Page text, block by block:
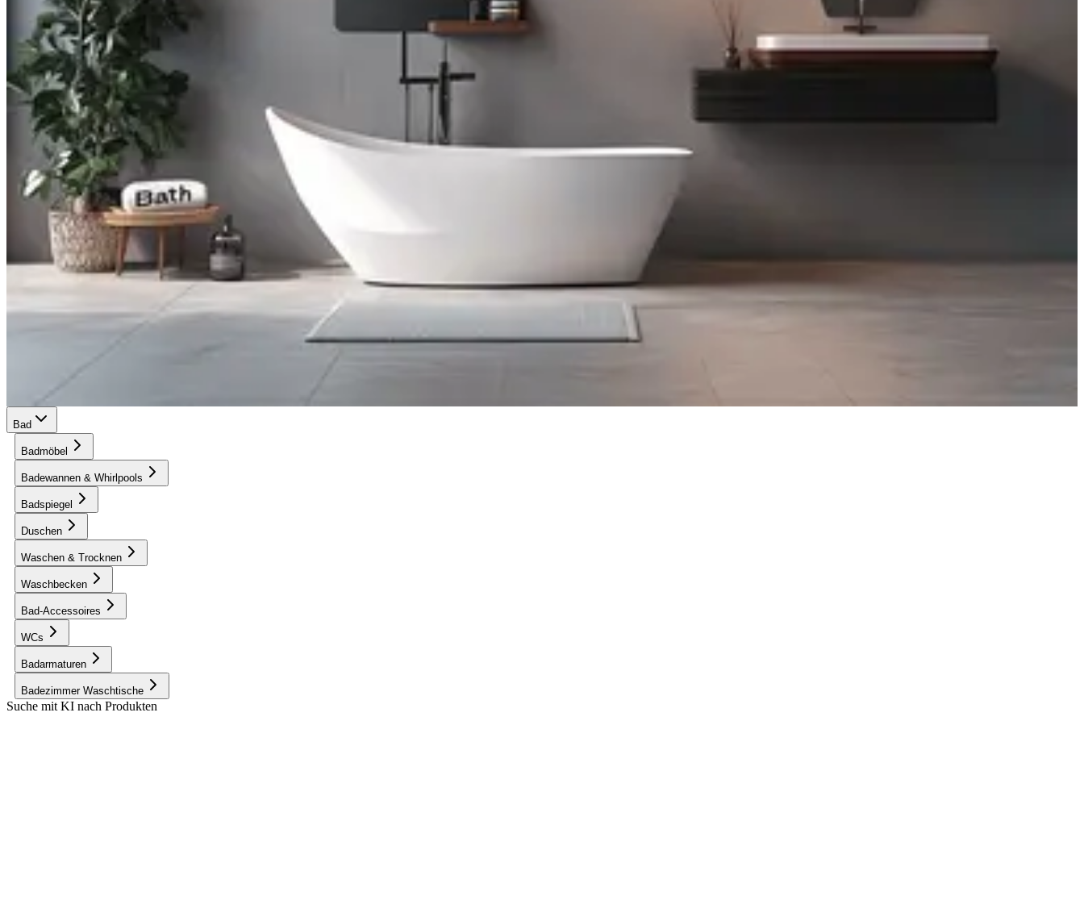
Bad
Badmöbel
Badewannen & Whirlpools
Badspiegel
Duschen
Waschen & Trocknen
Waschbecken
Bad-Accessoires
WCs
Badarmaturen
Badezimmer Waschtische
Suche mit KI nach Produkten